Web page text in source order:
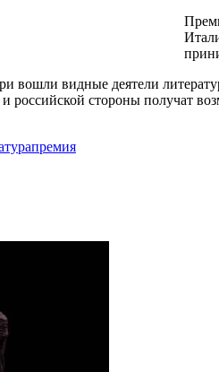
вошли видные деятели
российской стороны получат
премия